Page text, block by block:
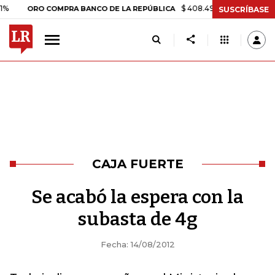
ORO COMPRA BANCO DE LA REPÚBLICA $ 408.498,97 +$ 8.753,81
SUSCRÍBASE
CAJA FUERTE
Se acabó la espera con la
subasta de 4g
Fecha: 14/08/2012